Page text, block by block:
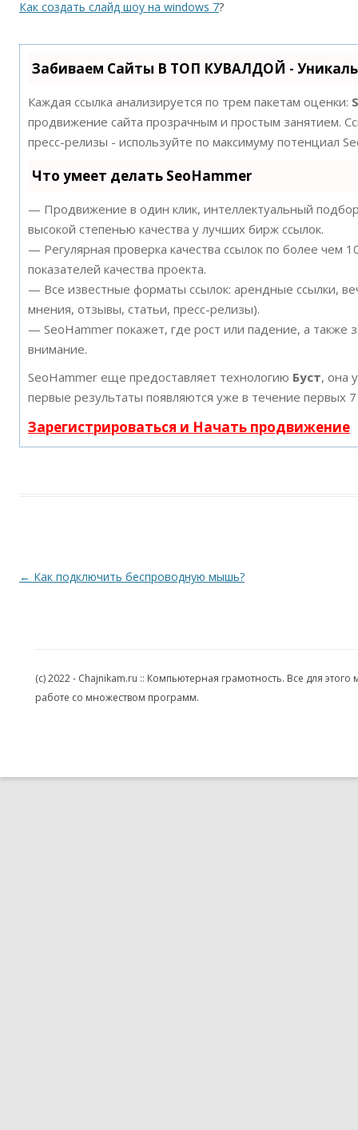
Как создать слайд шоу на windows 7?
Забиваем Сайты В ТОП КУВАЛДОЙ -
Каждая ссылка анализируется по трем пакетам оценки:
продвижение сайта прозрачным и простым занятием.
пресс-релизы - используйте по максимуму потенциал
Что умеет делать SeoHammer
— Продвижение в один клик, интеллектуальный
высокой степенью качества у лучших бирж ссылок.
— Регулярная проверка качества ссылок по более чем
показателей качества проекта.
— Все известные форматы ссылок: арендные ссылки,
мнения, отзывы, статьи, пресс-релизы).
— SeoHammer покажет, где рост или падение, а также
внимание.
SeoHammer еще предоставляет технологию Буст, она
первые результаты появляются уже в течение первых
Зарегистрироваться и Начать продвижение
Навигация по записям
← Как подключить беспроводную мышь?
(c) 2022 - Chajnikam.ru :: Компьютерная грамотность. Все для
работе со множеством программ.